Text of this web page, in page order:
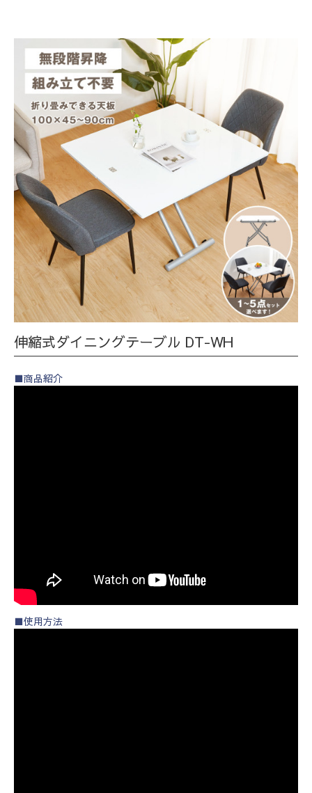
伸縮式ダイニングテーブル DT-WH
■商品紹介
■使用方法